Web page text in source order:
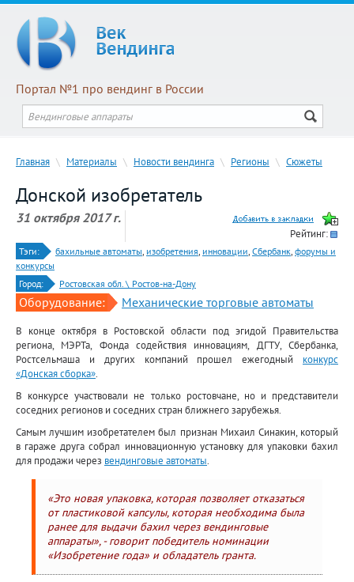
Портал №1 про вендинг в России
Главная \ Материалы \ Новости вендинга \ Регионы \ Сюжеты
Донской изобретатель
31 октября 2017 г.
Рейтинг:
Тэги: бахильные автоматы, изобретения, инновации, Сбербанк, форумы и
конкурсы
Город:
Ростовская обл. \ Ростов-на-Дону
Оборудование: Механические торговые автоматы
В конце октября в Ростовской области под эгидой Правительства
региона, МЭРТа, Фонда содействия инновациям, ДГТУ, Сбербанка,
Ростсельмаша и других компаний прошел ежегодный конкурс
«Донская сборка».
В конкурсе участвовали не только ростовчане, но и представители
соседних регионов и соседних стран ближнего зарубежья.
Самым лучшим изобретателем был признан Михаил Синакин, который
в гараже друга собрал инновационную установку для упаковки бахил
для продажи через вендинговые автоматы.
«Это новая упаковка, которая позволяет отказаться
от пластиковой капсулы, которая необходима была
ранее для выдачи бахил через вендинговые
аппараты», - говорит победитель номинации
«Изобретение года» и обладатель гранта.